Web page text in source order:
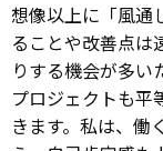
想像以上に「風通
ることや改善点は
りする機会が多い
プロジェクトも平
きます。私は、働